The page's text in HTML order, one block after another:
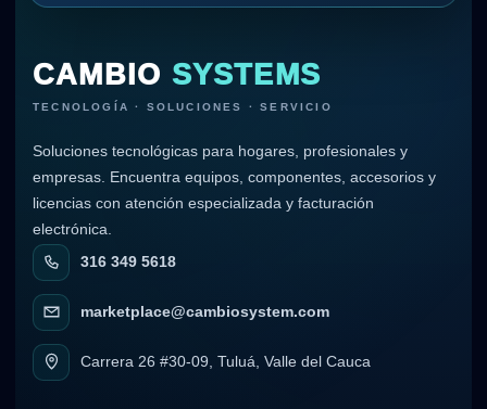
CAMBIO SYSTEMS
TECNOLOGÍA · SOLUCIONES · SERVICIO
Soluciones tecnológicas para hogares, profesionales y
empresas. Encuentra equipos, componentes, accesorios y
licencias con atención especializada y facturación
electrónica.
316 349 5618
marketplace@cambiosystem.com
Carrera 26 #30-09, Tuluá, Valle del Cauca